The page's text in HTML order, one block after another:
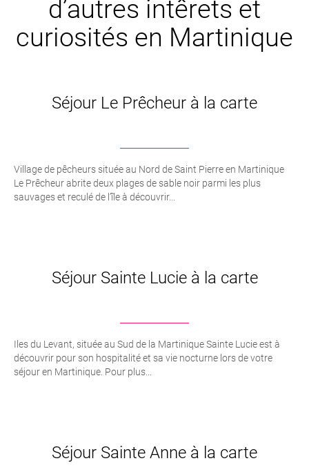
d’autres intêrets et
curiosités en Martinique
Séjour Le Prêcheur à la carte
Village de pêcheurs située au Nord de Saint Pierre en Martinique
Le Prêcheur abrite deux plages de sable noir parmi les plus
sauvages et reculé de l’île à découvrir...
Séjour Sainte Lucie à la carte
Iles du Levant, située au Sud de la Martinique Sainte Lucie est à
découvrir pour son hospitalité et sa vie nocturne lors de votre
séjour en Martinique. Pour plus...
Séjour Sainte Anne à la carte